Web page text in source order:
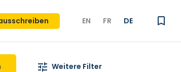
EN FR DE
Weitere Filter